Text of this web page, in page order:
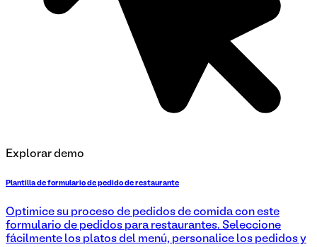
Explorar demo
Plantilla de formulario de pedido de restaurante
Optimice su proceso de pedidos de comida con este
formulario de pedidos para restaurantes. Seleccione
fácilmente los platos del menú, personalice los pedidos y